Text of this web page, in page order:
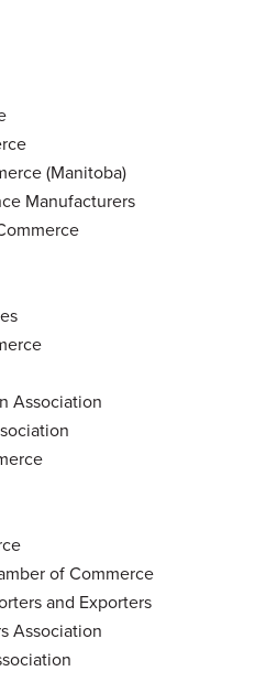
(Manitoba)
Manufacturers
Association
of Commerce
and Exporters
Association